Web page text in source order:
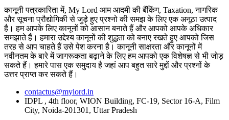
शिक्षण कर्मचारियों के
नियुक्ति की पूरी प्रक्रिया ही भ्रष्ट है.
सुप्रीम कोर्ट का यह
फैसला पश्चिम बंगाल सरकार के लिए बड़ी मुश्किलें खड़े करनेवाला था, जो एक राज्य
के तौर पर नियुक्ति प्रक्रिया को पारदर्शी और निष्पक्ष बनाने में असफल रही. इससे
पहले कलकत्ता हाई कोर्ट ने शिक्षक नियुक्ति से जुड़ी प्रक्रिया रद्द करने के फैसले पर
सुप्रीम कोर्ट ने रोक लगाई थी.
Topics
कानूनी पत्रकारिता में, My Lord आम आदमी की बैंकिंग, Taxation, नागरिक
और सूचना प्रौद्योगिकी से जुड़े हुए प्रश्नो की समझ के लिए एक अनूठा उत्पाद
है। हम आपके लिए कानूनों को आसान बनाते हैं और आपको आपके अधिकार
समझाते हैं। हमारा उद्देश्य कानूनों की शुद्धता को बनाए रखते हुए आपको जिस
तरह से आप चाहते हैं उसे पेश करना है। कानूनी साक्षरता और कानूनों में
नवीनतम के बारे में जागरूकता बढ़ाने के लिए हम आपको एक विशेषज्ञ से भी जोड़
सकते हैं। हमारे पास एक समुदाय है जहां आप बहुत सारे मुद्दों और प्रश्नों के
उत्तर प्राप्त कर सकते हैं।
contactus@mylord.in
IDPL , 4th floor, WION Building, FC-19, Sector 16-A, Film
City, Noida-201301, Uttar Pradesh